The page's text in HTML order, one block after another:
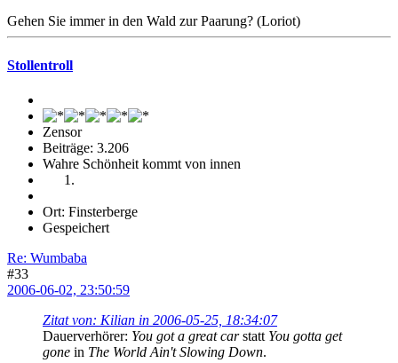
Gehen Sie immer in den Wald zur Paarung? (Loriot)
Stollentroll
Zensor
Beiträge: 3.206
Wahre Schönheit kommt von innen
Ort: Finsterberge
Gespeichert
Re: Wumbaba
#33
2006-06-02, 23:50:59
Zitat von: Kilian in 2006-05-25, 18:34:07
Dauerverhörer: You got a great carstatt You gotta get
gone in The World Ain't Slowing Down.